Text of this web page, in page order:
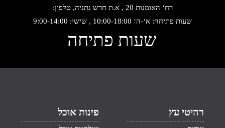
רח‘ האומנות 20 , א.ת חדש נתניה, טלפון:
שעות פתיחה: א‘-ה‘ 10:00-18:00 , שישי: 9:00-14:00
שעות פתיחה
רהיטי עץ פינות אוכל